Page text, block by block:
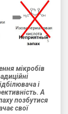
мікробів
і
А
позбутися
свої